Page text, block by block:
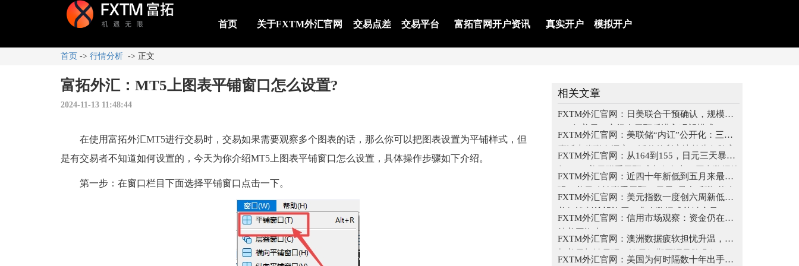
首页 关于FXTM外汇官网 交易点差 交易平台 富拓官网开户资讯 真实开户 模拟开户
首页 -> 行情分析 -> 正文
富拓外汇：MT5上图表平铺窗口怎么设置?
2024-11-13 11:48:44
在使用富拓外汇MT5进行交易时，交易如果需要观察多个图表的话，那么你可以把图表设置为平铺样式，但
是有交易者不知道如何设置的，今天为你介绍MT5上图表平铺窗口怎么设置，具体操作步骤如下介绍。
第一步：在窗口栏目下面选择平铺窗口点击一下。
相关文章
FXTM外汇官网：日美联合干预确认，规模约
590亿美元，市场在干预后进入观望模式
FXTM外汇官网：美联储“内讧”公开化：三位
鹰派大佬联名逼宫，沃什的利率决策为何陷入
FXTM外汇官网：从164到155，日元三天暴涨
超5%！美日联手干预威力有多大？历史数据给
出答案
FXTM外汇官网：近四十年新低到五月来最
强：美日确认联手干预，日元“暴力反弹”能走
多远？
FXTM外汇官网：美元指数一度创六周新低：
美伊谈判希望施压，非农数据成关键变量
FXTM外汇官网：信用市场观察：资金仍在增
FXTM外汇官网：澳洲数据疲软担忧升温，叠
加美元韧性显现：澳元短期回调风险几何？
FXTM外汇官网：美国为何时隔数十年出手支